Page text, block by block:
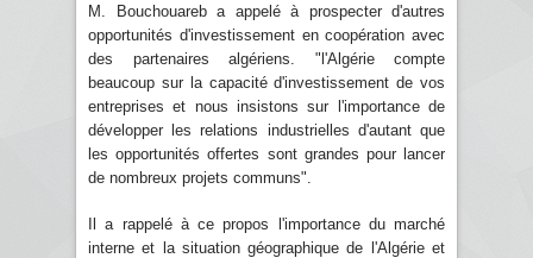
M. Bouchouareb a appelé à prospecter d'autres
opportunités d'investissement en coopération avec
des partenaires algériens. "l'Algérie compte
beaucoup sur la capacité d'investissement de vos
entreprises et nous insistons sur l'importance de
développer les relations industrielles d'autant que
les opportunités offertes sont grandes pour lancer
de nombreux projets communs".
Il a rappelé à ce propos l'importance du marché
interne et la situation géographique de l'Algérie et